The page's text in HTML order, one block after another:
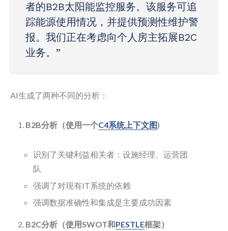
者的B2B太阳能监控服务。该服务可追
踪能源使用情况，并提供预测性维护警
报。我们正在考虑向个人房主拓展B2C
业务。”
AI生成了两种不同的分析：
B2B分析（使用一个C4系统上下文图)
识别了关键利益相关者：设施经理、运营团
队
强调了对现有IT系统的依赖
强调数据准确性和集成是主要成功因素
B2C分析（使用SWOT和PESTLE框架）